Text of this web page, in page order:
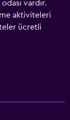
vardır.
aktiviteleri
ücretli